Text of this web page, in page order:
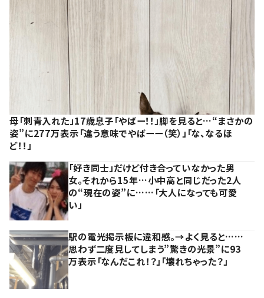
母「刺青入れた」17歳息子「やばー！！」脚を見ると…“まさかの
姿”に277万表示「違う意味でやばーー（笑）」「な、なるほ
ど！！」
「好き同士」だけど付き合っていなかった男
女。それから15年…小中高と同じだった2人
の“現在の姿”に……「大人になっても可愛
い」
駅の電光掲示板に違和感。→よく見ると……
思わず二度見してしまう”驚きの光景”に93
万表示「なんだこれ！？」「壊れちゃった？」